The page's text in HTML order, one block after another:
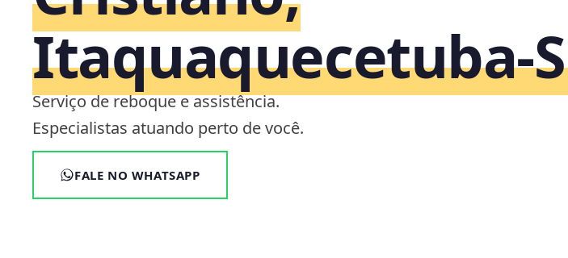
Serviço de reboque e assistência.
Especialistas atuando perto de você.
FALE NO WHATSAPP